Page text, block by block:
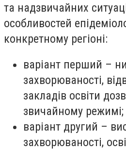
та надзвичайних
особливостей
конкретному регіоні:
варіант перший –
захворюваності,
закладів освіти
звичайному режимі;
варіант другий –
захворюваності,